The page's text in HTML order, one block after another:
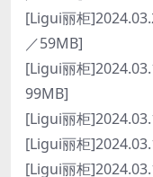
[Ligui丽柜
／59MB]
[Ligui丽柜
99MB]
[Ligui丽柜
[Ligui丽柜
[Ligui丽柜